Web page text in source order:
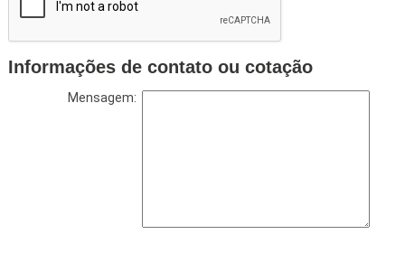
Informações de contato ou cotação
Mensagem: